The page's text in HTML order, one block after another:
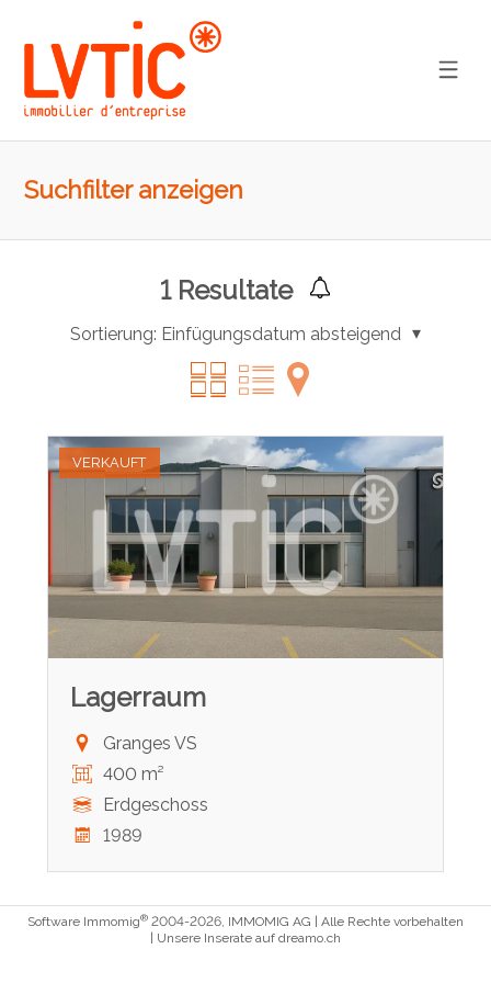
Suchfilter anzeigen
1Resultate
Sortierung: Einfügungsdatum absteigend
VERKAUFT
Lagerraum
Granges VS
400 m²
Erdgeschoss
1989
Software Immomig® 2004-2026, IMMOMIG AG | Alle Rechte vorbehalten
| Unsere Inserate auf dreamo.ch